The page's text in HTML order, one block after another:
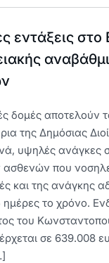
εντάξεις στο
δομές αποτελούν
της Δημόσιας
υψηλές ανάγκες
που
και της ανάγκης
ημέρες το χρόνο.
του
σε 639.008